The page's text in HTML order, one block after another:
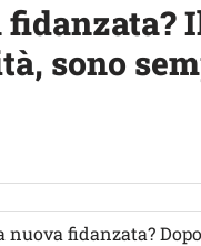
fidanzata?
sono
nuova fidanzata?